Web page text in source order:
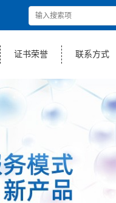
证书荣誉 联系方式